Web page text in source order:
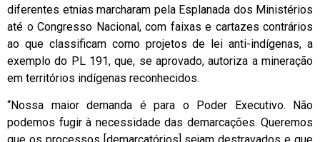
diferentes etnias marcharam pela Esplanada dos Ministérios
até o Congresso Nacional, com faixas e cartazes contrários
ao que classificam como projetos de lei anti-indígenas, a
exemplo do PL 191, que, se aprovado, autoriza a mineração
em territórios indígenas reconhecidos.
“Nossa maior demanda é para o Poder Executivo. Não
podemos fugir à necessidade das demarcações. Queremos